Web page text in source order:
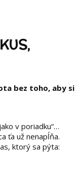
bez toho, aby si
v poriadku“…
ťa už nenapĺňa.
ktorý sa pýta: